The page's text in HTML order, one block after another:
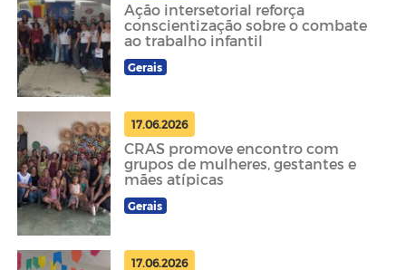
Ação intersetorial reforça
conscientização sobre o combate
ao trabalho infantil
Gerais
17.06.2026
CRAS promove encontro com
grupos de mulheres, gestantes e
mães atípicas
Gerais
17.06.2026